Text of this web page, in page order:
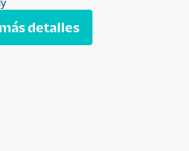
detalles